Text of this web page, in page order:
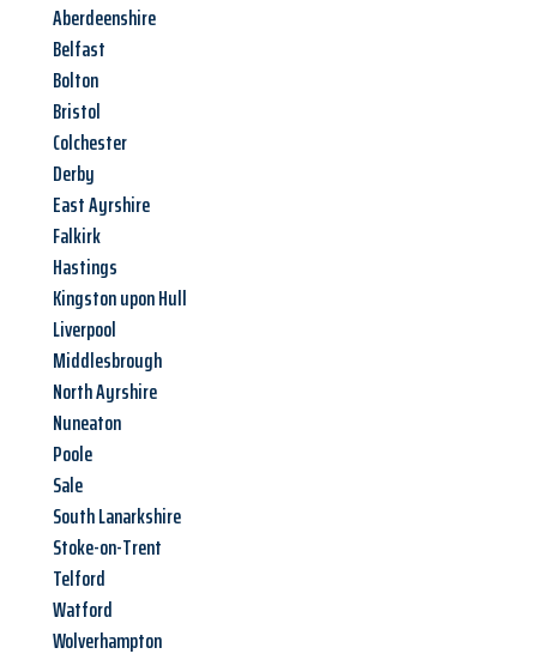
Aberdeenshire
Belfast
Bolton
Bristol
Colchester
Derby
East Ayrshire
Falkirk
Hastings
Kingston upon Hull
Liverpool
Middlesbrough
North Ayrshire
Nuneaton
Poole
Sale
South Lanarkshire
Stoke-on-Trent
Telford
Watford
Wolverhampton